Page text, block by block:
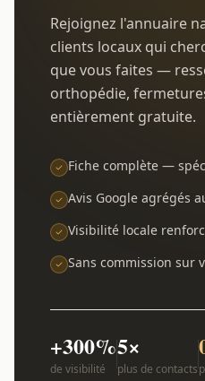
Rejoignez l'annuaire
clients locaux qui
que vous faites —
orthopédie,
entièrement gratuite.
Fiche complète —
Avis Google agrégés
Visibilité locale
Sans commission sur
+300%
de visibilité
5×
plus de contacts